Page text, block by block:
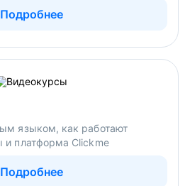
Подробнее
языком, как работают
платформа Clickme
Подробнее